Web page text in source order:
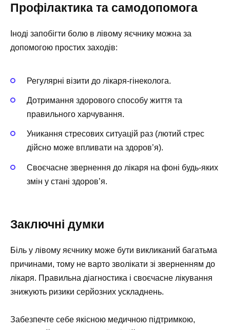
Профілактика та самодопомога
Іноді запобігти болю в лівому яєчнику можна за
допомогою простих заходів:
Регулярні візити до лікаря-гінеколога.
Дотримання здорового способу життя та
правильного харчування.
Уникання стресових ситуацій раз (лютий стрес
дійсно може впливати на здоров’я).
Своєчасне звернення до лікаря на фоні будь-яких
змін у стані здоров’я.
Заключні думки
Біль у лівому яєчнику може бути викликаний багатьма
причинами, тому не варто зволікати зі зверненням до
лікаря. Правильна діагностика і своєчасне лікування
знижують ризики серйозних ускладнень.
Забезпечте себе якісною медичною підтримкою,